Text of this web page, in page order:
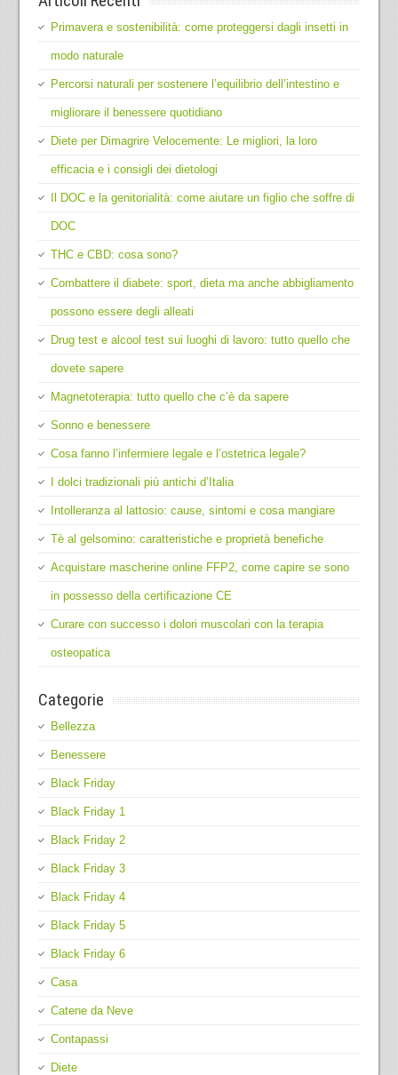
Primavera e sostenibilità: come proteggersi dagli insetti in
modo naturale
Percorsi naturali per sostenere l’equilibrio dell’intestino e
migliorare il benessere quotidiano
Diete per Dimagrire Velocemente: Le migliori, la loro
efficacia e i consigli dei dietologi
Il DOC e la genitorialità: come aiutare un figlio che soffre di
DOC
THC e CBD: cosa sono?
Combattere il diabete: sport, dieta ma anche abbigliamento
possono essere degli alleati
Drug test e alcool test sui luoghi di lavoro: tutto quello che
dovete sapere
Magnetoterapia: tutto quello che c’è da sapere
Sonno e benessere
Cosa fanno l’infermiere legale e l’ostetrica legale?
I dolci tradizionali più antichi d’Italia
Intolleranza al lattosio: cause, sintomi e cosa mangiare
Tè al gelsomino: caratteristiche e proprietà benefiche
Acquistare mascherine online FFP2, come capire se sono
in possesso della certificazione CE
Curare con successo i dolori muscolari con la terapia
osteopatica
Categorie
Bellezza
Benessere
Black Friday
Black Friday 1
Black Friday 2
Black Friday 3
Black Friday 4
Black Friday 5
Black Friday 6
Casa
Catene da Neve
Contapassi
Diete